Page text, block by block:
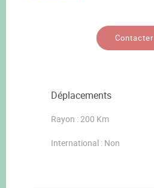
Contacter
Déplacements
Rayon : 200 Km
International : Non